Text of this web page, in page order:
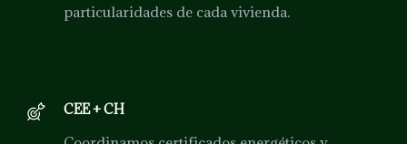
particularidades de cada vivienda.
CEE + CH